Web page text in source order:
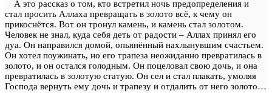
А это рассказ о том, кто встретил ночь предопределения и
стал просить Аллаха превращать в золото всё, к чему он
прикоснётся. Вот он тронул камень, и камень стал золотом.
Человек не знал, куда себя деть от радости – Аллах принял его
дуа. Он направился домой, опьянённый нахлынувшим счастьем.
Он хотел поужинать, но его трапеза неожиданно превратилась в
золото, и он остался голодным. Он поцеловал свою дочь, и она
превратилась в золотую статую. Он сел и стал плакать, умоляя
Господа вернуть ему дочь и трапезу и отдалить от него золото…